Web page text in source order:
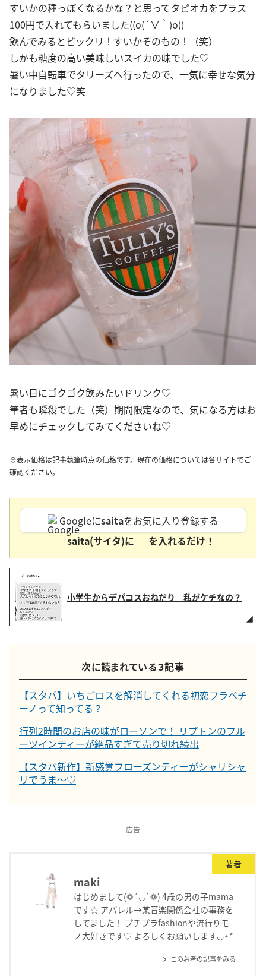
すいかの種っぽくなるかな？と思ってタピオカをプラス
100円で入れてもらいました((o(´∀｀)o))
飲んでみるとビックリ！すいかそのもの！（笑）
しかも糖度の高い美味しいスイカの味でした♡
暑い中自転車でタリーズへ行ったので、一気に幸せな気分
になりました♡笑
暑い日にゴクゴク飲みたいドリンク♡
筆者も瞬殺でした（笑）期間限定なので、気になる方はお
早めにチェックしてみてくださいね♡
※表示価格は記事執筆時点の価格です。現在の価格については各サイトでご
確認ください。
Googleにsaitaをお気に入り登録する
saita(サイタ)に
を入れるだけ！
小学生からデパコスおねだり 私がケチなの？
次に読まれている３記事
【スタバ】いちごロスを解消してくれる初恋フラペチ
ーノって知ってる？
行列2時間のお店の味がローソンで！ リプトンのフル
ーツインティーが絶品すぎて売り切れ続出
【スタバ新作】新感覚フローズンティーがシャリシャ
リでうま〜♡
広告
著者
maki
はじめまして(❁´◡`❁) 4歳の男の子mama
です☆ アパレル→某音楽関係会社の事務を
してました！ プチプラfashionや流行りモ
ノ大好きです♡ よろしくお願いします◡̈⋆*
この著者の記事をみる